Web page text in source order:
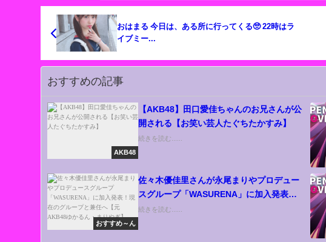
おはまる 今日は、ある所に行ってくる🥺 22時はラ
イブミー...
おすすめの記事
AKB48
【AKB48】田口愛佳ちゃんのお兄さんが公
開される【お笑い芸人たぐちたかすみ】
続きを読む......
おすすめ～ん
佐々木優佳里さんが永尾まりやプロデュー
スグループ「WASURENA」に加入発表！
現在のグループと兼任へ【元AKB48ゆかる
続きを読む......